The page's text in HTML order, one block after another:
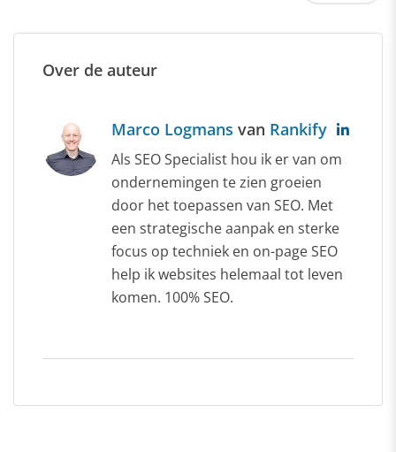
Over de auteur
Marco Logmans van Rankify
Als SEO Specialist hou ik er van om
ondernemingen te zien groeien
door het toepassen van SEO. Met
een strategische aanpak en sterke
focus op techniek en on-page SEO
help ik websites helemaal tot leven
komen. 100% SEO.